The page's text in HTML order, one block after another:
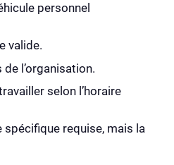
personnel
valide.
l’organisation.
selon l’horaire
spécifique requise, mais la